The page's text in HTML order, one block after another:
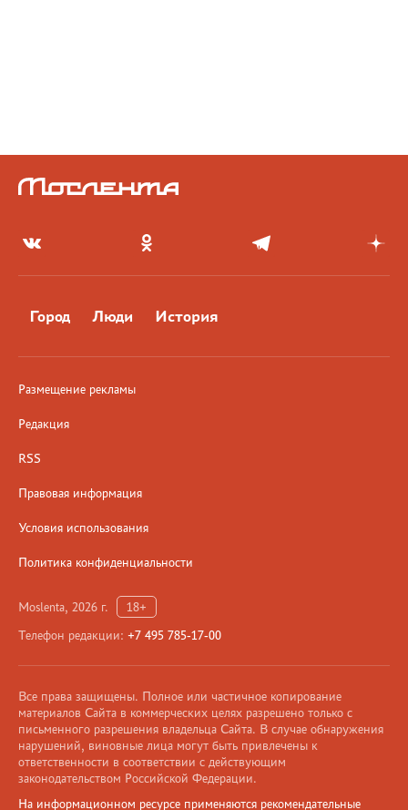
Город Люди История
Размещение рекламы
Редакция
RSS
Правовая информация
Условия использования
Политика конфиденциальности
Moslenta, 2026 г.
18+
Телефон редакции: +7 495 785-17-00
Все права защищены. Полное или частичное копирование
материалов Сайта в коммерческих целях разрешено только с
письменного разрешения владельца Сайта. В случае обнаружения
нарушений, виновные лица могут быть привлечены к
ответственности в соответствии с действующим
законодательством Российской Федерации.
На информационном ресурсе применяются рекомендательные